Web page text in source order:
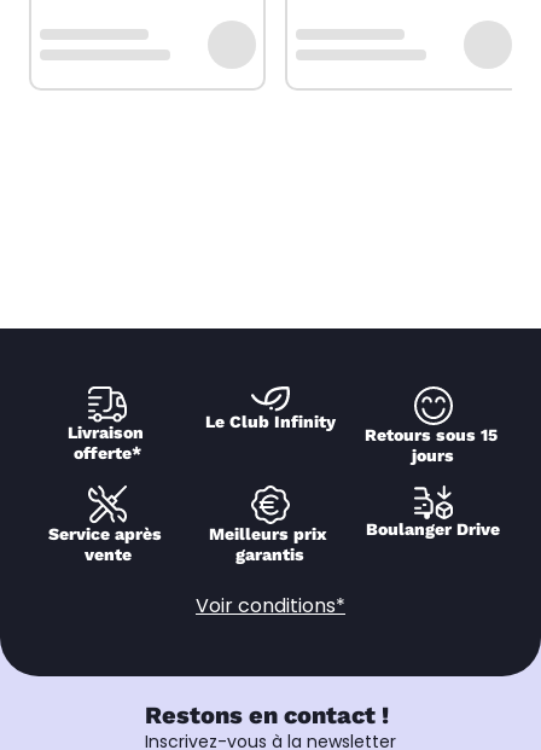
Livraison
offerte*
Le Club Infinity
Retours sous 15
jours
Service après
vente
Meilleurs prix
garantis
Boulanger Drive
Voir conditions*
Restons en contact !
Inscrivez-vous à la newsletter